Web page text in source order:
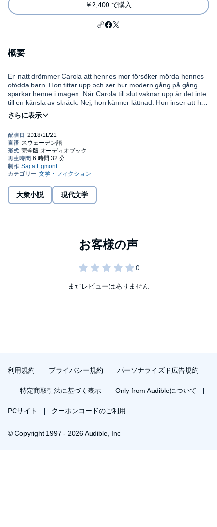
￥2,400 で購入
概要
En natt drömmer Carola att hennes mor försöker mörda hennes
ofödda barn. Hon tittar upp och ser hur modern gång på gång
sparkar henne i magen. När Carola till slut vaknar upp är det inte
till en känsla av skräck. Nej, hon känner lättnad. Hon inser att hon
aldrig har känt sin mor, inte på riktigt.
Paula, romanens huvudperson, försöker lära känna sin mor
genom att se tillbaka på minnen från sin barndom. Vem är
modern? Kan Paula verkligen påstå att hon känner henne? Följ
med på en intrikat och känslosam berättelse om minne,
Carola Hansson är en svensk författare, översättare,
litteraturvetare och dramaturg. Hon har skrivit en avhandling om
大衆小説 現代文学
まだレビューはありません
利用規約 プライバシー規約 パーソナライズド広告規約
特定商取引法に基づく表示 Only from Audibleについて
PCサイト クーポンコードのご利用
© Copyright 1997 - 2026 Audible, Inc